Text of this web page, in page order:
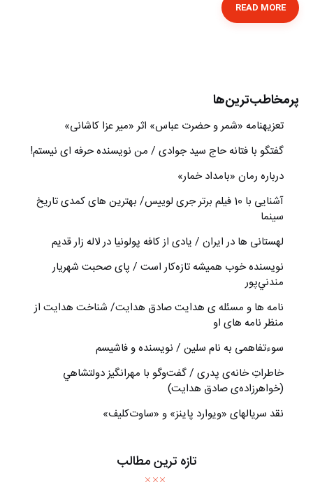
READ MORE
پرمخاطب‌ترین‌ها
تعزیه‎نامه‏ «شمر و حضرت عباس» اثر «میر عزا کاشانی»
گفتگو با فتانه حاج سید جوادی / من نویسنده حرفه ای نیستم!
درباره رمان «بامداد خمار»
آشنایی با 10 فیلم برتر جری لوییس/ بهترین های کمدی تاریخ
سینما
لهستانی ها در ایران / یادی از کافه پولونیا در لاله زار قدیم
نويسنده خوب هميشه تازه‌كار است / پای صحبت شهريار
مندني‌پور
نامه ها و مسئله ی هدایت صادق هدایت/ شناخت هدایت از
منظر نامه های او
سوءتفاهمی به نام سلین / نویسنده و فاشیسم
خاطراتِ خانه‌ی پدری / گفت‌وگو با مهرانگيز دولتشاهي
(خواهرزاده‌ی صادق هدايت)
نقد سریالهای «ویوارد پاینز» و «ساوت‌کلیف»
تازه ترین مطالب